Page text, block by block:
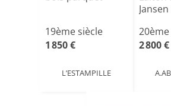
19ème siècle
1 850 €
L’ESTAMPILLE
2 800 €